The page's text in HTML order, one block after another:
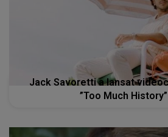
Jack Savoretti a lansat
”Too Much History”